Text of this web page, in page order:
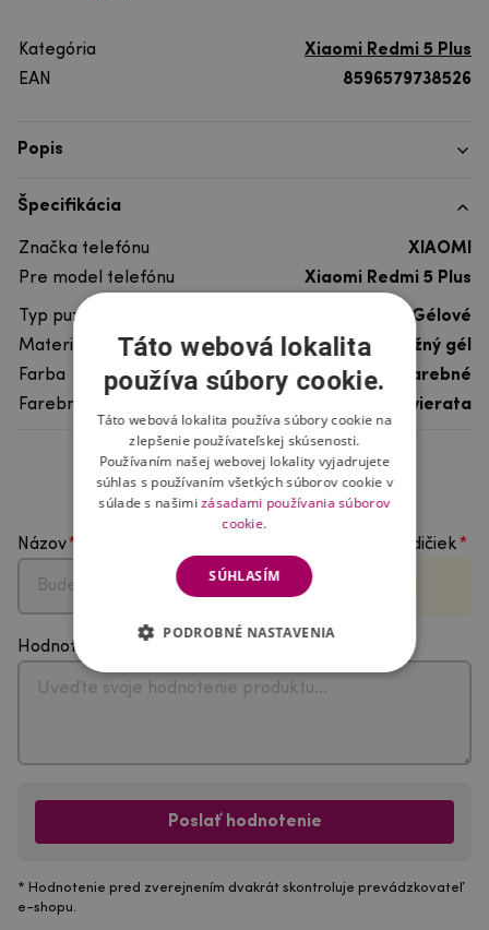
Kategória
Xiaomi Redmi 5 Plus
EAN
8596579738526
Popis
Špecifikácia
Značka telefónu
XIAOMI
Pre model telefónu
Xiaomi Redmi 5 Plus
Typ puzdra
Gélové
Materiál
pružný gél
Farba
viacfarebné
Farebný motív
Ostatné zvierata
Hodnotenie produktu
Názov Vyberte počet hviezdičiek
Hodnotenie
Poslať hodnotenie
* Hodnotenie pred zverejnením dvakrát skontroluje prevádzkovateľ
e-shopu.
Táto webová lokalita
používa súbory cookie.
Táto webová lokalita používa súbory cookie na
zlepšenie používateľskej skúsenosti.
Používaním našej webovej lokality vyjadrujete
súhlas s používaním všetkých súborov cookie v
súlade s našimizásadami používania súborov
cookie.
SÚHLASÍM
PODROBNÉ NASTAVENIA